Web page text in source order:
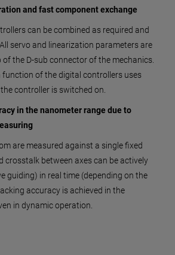
and fast component exchange
can be combined as required and
servo and linearization parameters are
of the D-sub connector of the mechanics.
of the digital controllers uses
controller is switched on.
in the nanometer range due to
are measured against a single fixed
crosstalk between axes can be actively
guiding) in real time (depending on the
accuracy is achieved in the
in dynamic operation.